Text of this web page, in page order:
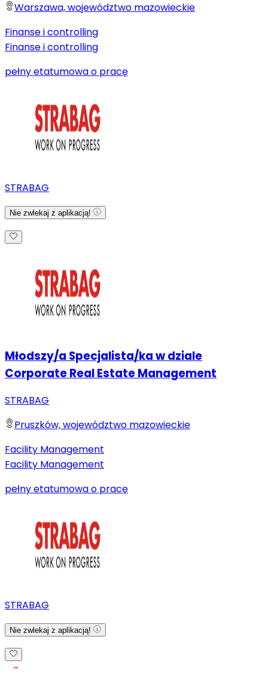
Warszawa, województwo mazowieckie
Finanse i controlling
Finanse i controlling
pełny etatumowa o pracę
STRABAG
Nie zwlekaj z aplikacją!
Młodszy/a Specjalista/ka w dziale
Corporate Real Estate Management
STRABAG
Pruszków, województwo mazowieckie
Facility Management
Facility Management
pełny etatumowa o pracę
STRABAG
Nie zwlekaj z aplikacją!